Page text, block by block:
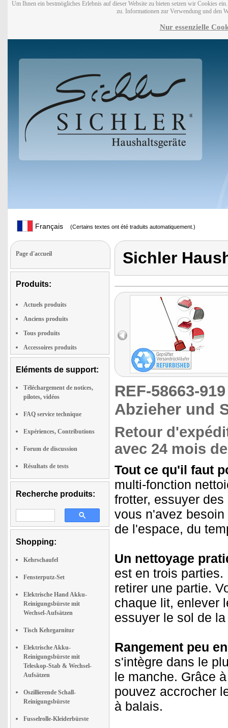
Um Ihnen ein bestmögliches Erlebnis auf dieser Website zu bieten setzen wir Cookies
zu. Informationen zur Verwendung und den
Nur essenzielle
Français (Certains textes ont été traduits automatiquement.)
Page d'accueil
Produits:
Actuels produits
Anciens produits
Tous produits
Accessoires produits
Eléments de support:
Téléchargement de notices,
pilotes, vidéos
FAQ service technique
Expériences, Contributions
Forum de discussion
Résultats de tests
Recherche produits:
Shopping:
Kehrschaufel
Fensterputz-Set
Elektrische Hand Akku-
Reinigungsbürste mit
Wechsel-Aufsätzen
Tisch Kehrgarnitur
Elektrische Akku-
Reinigungsbürste mit
Teleskop-Stab & Wechsel-
Aufsätzen
Oszillierende Schall-
Reinigungsbürste
Fusselrolle-Kleiderbürste
Sichler
REF-58663-
Abzieher und
Retour
avec 24 mois
Tout ce qu'il faut
multi-fonction
frotter, essuyer
vous n'avez
de l'espace, du
Un nettoyage
est en trois
retirer une partie.
chaque lit, enlever
essuyer le sol de
Rangement peu
s'intègre dans le
le manche. Grâce
pouvez accrocher
à balais.